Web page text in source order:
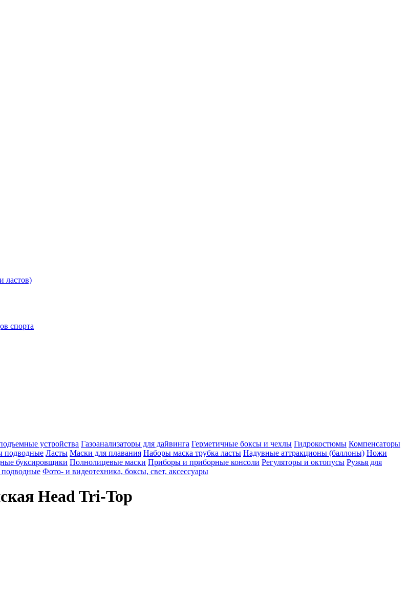
ластов)
спорта
устройства Газоанализаторы для дайвинга Герметичные боксы и чехлы Гидрокостюмы Компенсаторы
подводные Ласты Маски для плавания Наборы маска трубка ласты Надувные аттракционы (баллоны) Ножи
буксировщики Полнолицевые маски Приборы и приборные консоли Регуляторы и октопусы Ружья для
Фото- и видеотехника, боксы, свет, аксессуары
Head Tri-Top